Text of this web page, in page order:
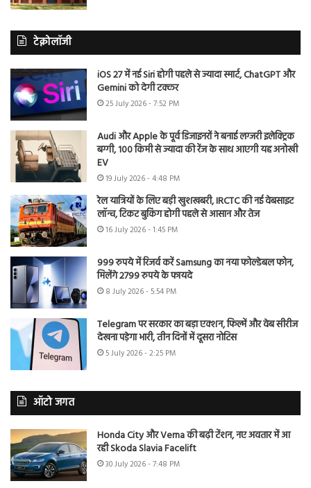
टेक्नोलॉजी
iOS 27 में नई Siri होगी पहले से ज्यादा स्मार्ट, ChatGPT और
Gemini को देगी टक्कर
25 July 2026 - 7:52 PM
Audi और Apple के पूर्व डिजाइनरों ने बनाई लग्जरी इलेक्ट्रिक
बग्गी, 100 किमी से ज्यादा की रेंज के साथ आएगी यह अनोखी
EV
19 July 2026 - 4:48 PM
रेल यात्रियों के लिए बड़ी खुशखबरी, IRCTC की नई वेबसाइट
लॉन्च, टिकट बुकिंग होगी पहले से आसान और तेज
16 July 2026 - 1:45 PM
999 रुपये में रिजर्व करें Samsung का नया फोल्डेबल फोन,
मिलेंगे 2799 रुपये के फायदे
8 July 2026 - 5:54 PM
Telegram पर सरकार का बड़ा एक्शन, फिल्में और वेब सीरीज
देखना पड़ेगा भारी, तीन दिनों में दूसरा नोटिस
5 July 2026 - 2:25 PM
ऑटो जगत
Honda City और Verna की बढ़ी टेंशन, नए अवतार में आ
रही Skoda Slavia Facelift
30 July 2026 - 7:48 PM